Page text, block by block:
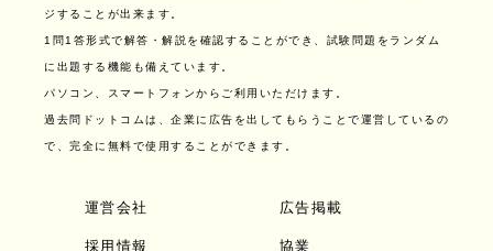
ジすることが出来ます。
1問1答形式で解答・解説を確認することができ、試験問題をランダム
に出題する機能も備えています。
パソコン、スマートフォンからご利用いただけます。
過去問ドットコムは、企業に広告を出してもらうことで運営しているの
で、完全に無料で使用することができます。
運営会社 広告掲載
採用情報 協業